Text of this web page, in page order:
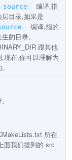
编译,指
目录,如果是
编译,指的
的目录。
跟其他
现在,你可以理解为
所在
面我们提到的 src